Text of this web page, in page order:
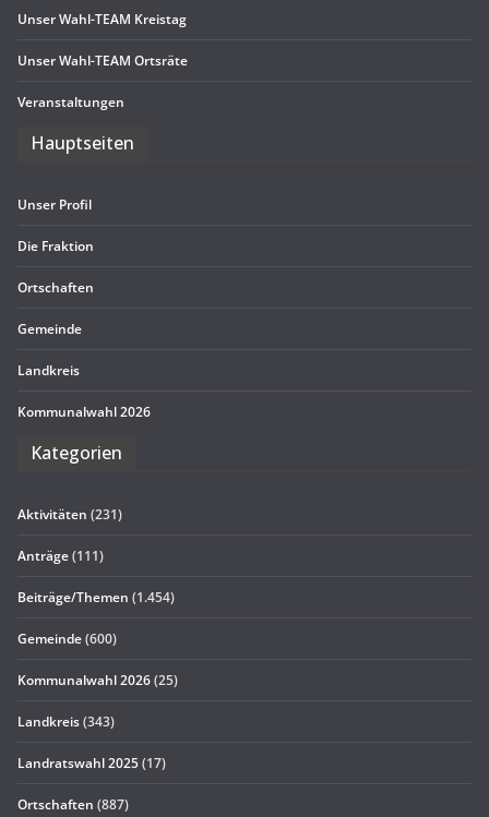
Unser Wahl-TEAM Kreistag
Unser Wahl-TEAM Ortsräte
Ver­an­stal­tun­gen
Haupt­sei­ten
Unser Pro­fil
Die Frak­tion
Ort­schaf­ten
Gemeinde
Land­kreis
Kom­mu­nal­wahl 2026
Kate­go­rien
Aktivitäten (231)
Anträge(111)
Beiträge/Themen (1.454)
Gemeinde(600)
Kommunalwahl 2026(25)
Landkreis(343)
Landratswahl 2025(17)
Ortschaften (887)